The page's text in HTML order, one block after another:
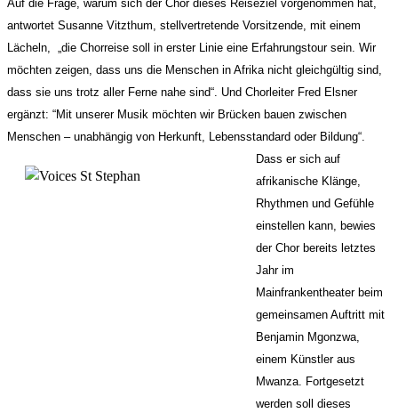
Auf die Frage, warum sich der Chor dieses Reiseziel vorgenommen hat,
antwortet Susanne Vitzthum, stellvertretende Vorsitzende, mit einem
Lächeln, „die Chorreise soll in erster Linie eine Erfahrungstour sein. Wir
möchten zeigen, dass uns die Menschen in Afrika nicht gleichgültig sind,
dass sie uns trotz aller Ferne nahe sind“. Und Chorleiter Fred Elsner
ergänzt: “Mit unserer Musik möchten wir Brücken bauen zwischen
Menschen – unabhängig von Herkunft, Lebensstandard oder Bildung“.
Dass er sich auf
afrikanische Klänge,
Rhythmen und Gefühle
einstellen kann, bewies
der Chor bereits letztes
Jahr im
Mainfrankentheater beim
gemeinsamen Auftritt mit
Benjamin Mgonzwa,
einem Künstler aus
Mwanza. Fortgesetzt
werden soll dieses